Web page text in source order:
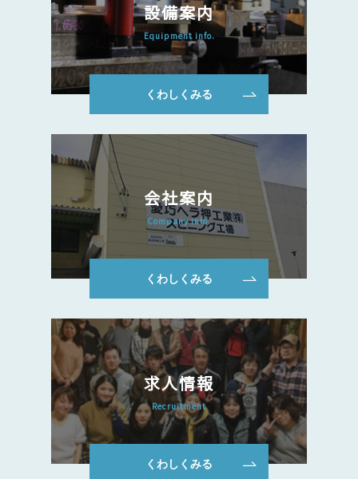
設備案内
Equipment info.
くわしくみる
会社案内
Company info.
くわしくみる
求人情報
Recruitment
くわしくみる